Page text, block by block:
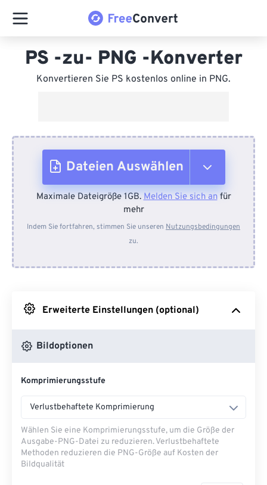
PS -zu- PNG -Konverter
Konvertieren Sie PS kostenlos online in PNG.
Dateien Auswählen
Vom Gerät
Von Dropbox
Maximale Dateigröße 1GB.Melden Sie sich anfür
mehr
Indem Sie fortfahren, stimmen Sie unseren Nutzungsbedingungen
zu.
Erweiterte Einstellungen (optional)
Bildoptionen
Komprimierungsstufe
Verlustbehaftete Komprimierung
Wählen Sie eine Komprimierungsstufe, um die Größe der
Ausgabe-PNG-Datei zu reduzieren. Verlustbehaftete
Methoden reduzieren die PNG-Größe auf Kosten der
Bildqualität